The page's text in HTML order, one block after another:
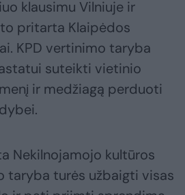
klausimu Vilniuje ir
pritarta Klaipėdos
KPD vertinimo taryba
suteikti vietinio
ir medžiagą perduoti
Nekilnojamojo kultūros
taryba turės užbaigti visas